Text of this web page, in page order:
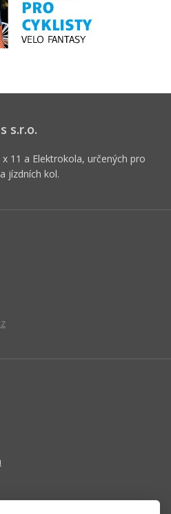
s.r.o.
11 a Elektrokola, určených pro
jízdních kol.